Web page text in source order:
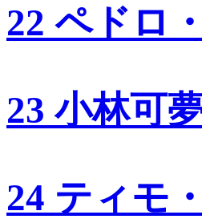
22 ペドロ
23 小林可
24 ティモ